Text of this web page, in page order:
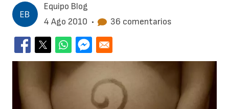
Equipo Blog
4 Ago 2010 • 36 comentarios